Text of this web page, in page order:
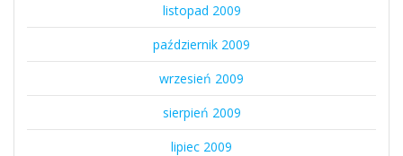
listopad 2009
październik 2009
wrzesień 2009
sierpień 2009
lipiec 2009